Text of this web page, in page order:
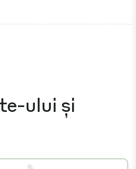
ului și